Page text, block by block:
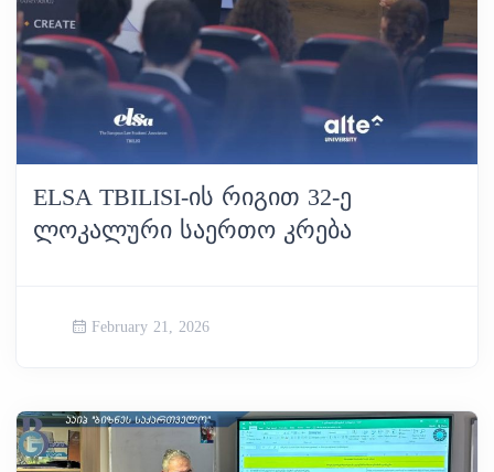
ELSA TBILISI-ᲘᲡ ᲠᲘᲒᲘᲗ 32-Ე
ᲚᲝᲙᲐᲚᲣᲠᲘ ᲡᲐᲔᲠᲗᲝ ᲙᲠᲔᲑᲐ
February 21, 2026